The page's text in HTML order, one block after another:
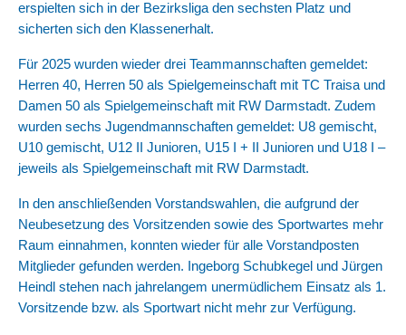
erspielten sich in der Bezirksliga den sechsten Platz und
sicherten sich den Klassenerhalt.
Für 2025 wurden wieder drei Teammannschaften gemeldet:
Herren 40, Herren 50 als Spielgemeinschaft mit TC Traisa und
Damen 50 als Spielgemeinschaft mit RW Darmstadt. Zudem
wurden sechs Jugendmannschaften gemeldet: U8 gemischt,
U10 gemischt, U12 II Junioren, U15 I + II Junioren und U18 I –
jeweils als Spielgemeinschaft mit RW Darmstadt.
In den anschließenden Vorstandswahlen, die aufgrund der
Neubesetzung des Vorsitzenden sowie des Sportwartes mehr
Raum einnahmen, konnten wieder für alle Vorstandposten
Mitglieder gefunden werden. Ingeborg Schubkegel und Jürgen
Heindl stehen nach jahrelangem unermüdlichem Einsatz als 1.
Vorsitzende bzw. als Sportwart nicht mehr zur Verfügung.